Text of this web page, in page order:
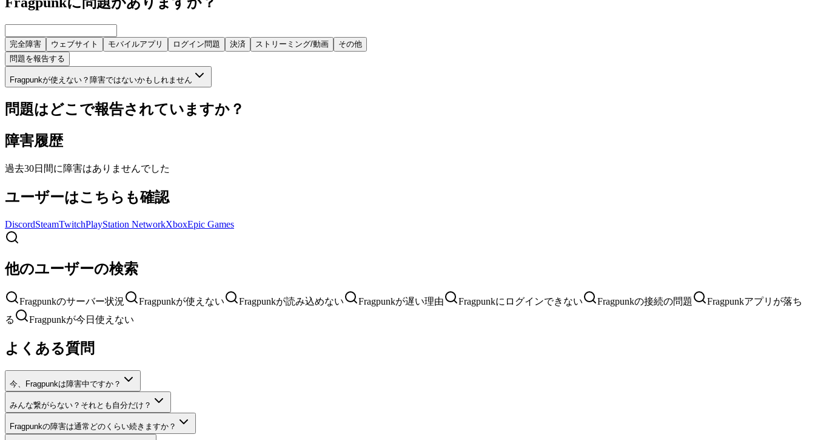
完全障害 ウェブサイト モバイルアプリ ログイン問題 決済 ストリーミング/動画
その他
問題を報告する
Fragpunkが使えない？障害ではないかもしれません
問題はどこで報告されていますか？
障害履歴
過去30日間に障害はありませんでした
ユーザーはこちらも確認
DiscordSteamTwitchPlayStation NetworkXboxEpic Games
他のユーザーの検索
Fragpunkのサーバー状況 Fragpunkが使えない Fragpunkが読み込めない Fragpunkが遅い理由 Fragpunkにログインできない Fragpunkの接続の問題
Fragpunkアプリが落ち
る
Fragpunkが今日使えない
よくある質問
今、Fragpunkは障害中ですか？
みんな繋がらない？それとも自分だけ？
Fragpunkの障害は通常どのくらい続きますか？